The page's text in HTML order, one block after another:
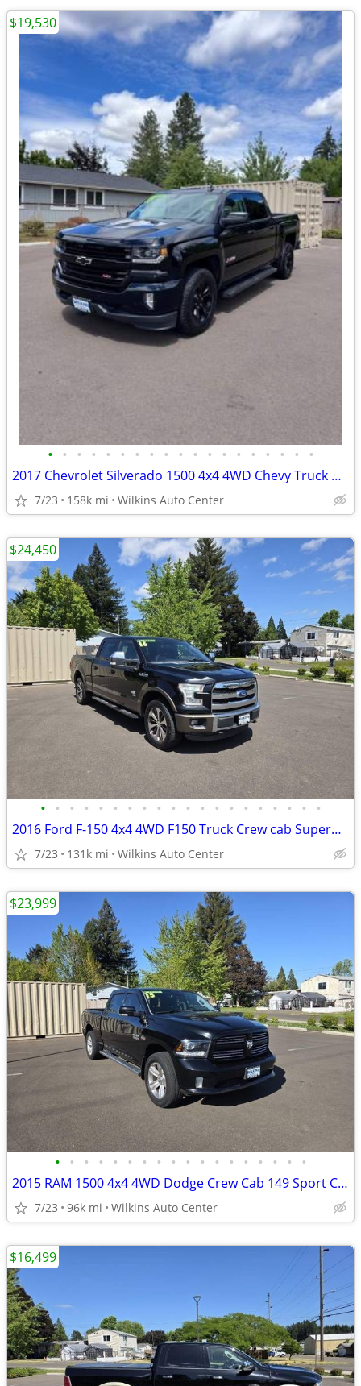
• • • • • • • • • • • • • • • • • • •
2017 Chevrolet Silverado 1500 4x4 4WD Chevy Truck Crew Cab 143.5 LTZ w/2LZ Crew
7/23 158k mi Wilkins Auto Center
$19,530
• • • • • • • • • • • • • • • • • • • •
2016 Ford F-150 4x4 4WD F150 Truck Crew cab SuperCrew 145 XLT Crew Pickup
7/23 131k mi Wilkins Auto Center
$24,450
• • • • • • • • • • • • • • • • • •
2015 RAM 1500 4x4 4WD Dodge Crew Cab 149 Sport Crew Cab Long Bed
7/23 96k mi Wilkins Auto Center
$23,999
$16,499